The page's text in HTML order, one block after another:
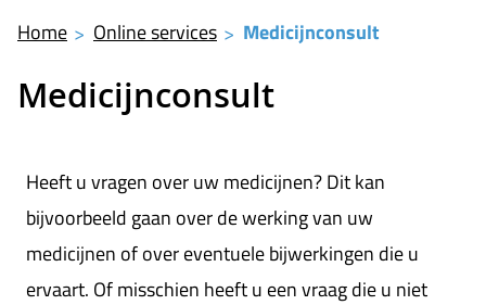
Home Online services Medicijnconsult
Medicijnconsult
Medicijnconsult
Heeft u vragen over uw medicijnen? Dit kan
bijvoorbeeld gaan over de werking van uw
medicijnen of over eventuele bijwerkingen die u
ervaart. Of misschien heeft u een vraag die u niet